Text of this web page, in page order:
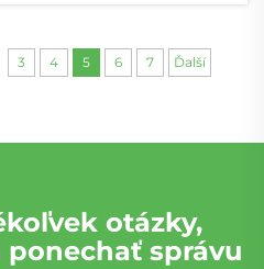
s...
3 4 5 6 7 Ďalší
otázky,
správu